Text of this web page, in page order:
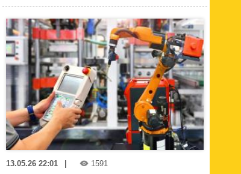
13.05.26 22:01 1591